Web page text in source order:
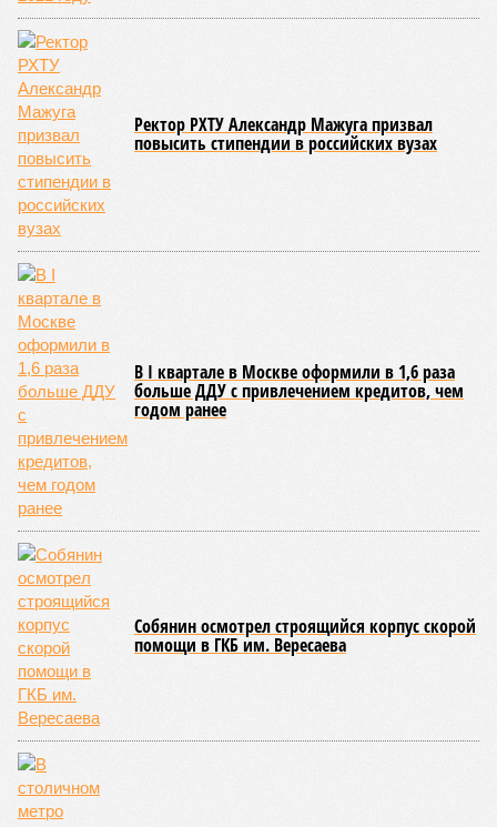
Ректор РХТУ Александр Мажуга призвал
повысить стипендии в российских вузах
В I квартале в Москве оформили в 1,6 раза
больше ДДУ с привлечением кредитов, чем
годом ранее
Собянин осмотрел строящийся корпус скорой
помощи в ГКБ им. Вересаева